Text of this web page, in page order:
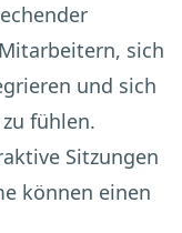
sich
und sich
fühlen.
Sitzungen
können einen